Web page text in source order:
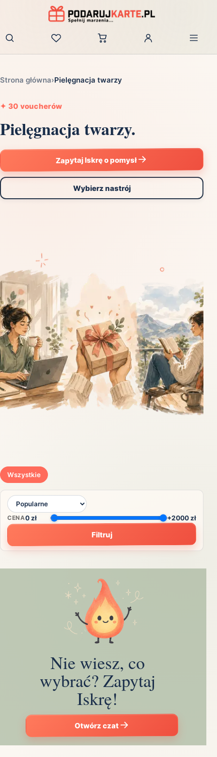
Zaloguj
Strona główna›Pielęgnacja twarzy
✦ 30 voucherów
Pielęgnacja twarzy.
Zapytaj Iskrę o pomysł
Wybierz nastrój
Wszystkie
CENA0zł +2000 zł
Filtruj
Nie wiesz, co
wybrać? Zapytaj
Iskrę!
Otwórz czat